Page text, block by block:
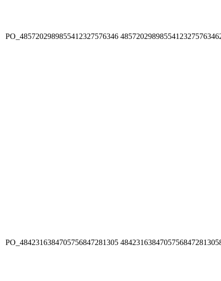
PO_4857202989855412327576346
PO_4842316384705756847281305